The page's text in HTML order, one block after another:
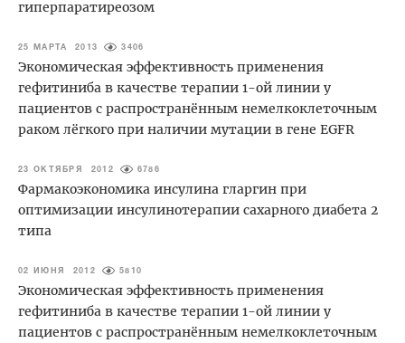
гиперпаратиреозом
25 МАРТА 2013 3406
Экономическая эффективность применения
гефитиниба в качестве терапии 1-ой линии у
пациентов с распространённым немелкоклеточным
раком лёгкого при наличии мутации в гене EGFR
23 ОКТЯБРЯ 2012 6786
Фармакоэкономика инсулина гларгин при
оптимизации инсулинотерапии сахарного диабета 2
типа
02 ИЮНЯ 2012 5810
Экономическая эффективность применения
гефитиниба в качестве терапии 1-ой линии у
пациентов с распространённым немелкоклеточным